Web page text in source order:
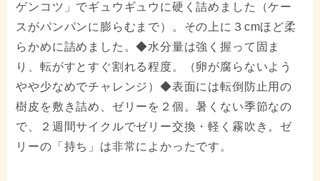
ゲンコツ」でギュウギュウに硬く詰めました（ケー
スがパンパンに膨らむまで）。その上に３cmほど柔
らかめに詰めました。◆水分量は強く握って固ま
り、転がすとすぐ割れる程度。（卵が腐らないよう
やや少なめでチャレンジ）◆表面には転倒防止用の
樹皮を敷き詰め、ゼリーを２個。暑くない季節なの
で、２週間サイクルでゼリー交換・軽く霧吹き。ゼ
リーの「持ち」は非常によかったです。